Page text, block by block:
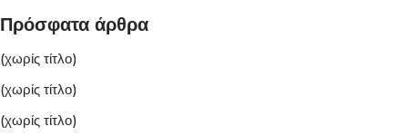
Πρόσφατα άρθρα
(χωρίς τίτλο)
(χωρίς τίτλο)
(χωρίς τίτλο)